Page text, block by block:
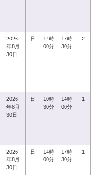
2026
年8月
30日
日
14時
00分
17時
30分
2
2026
年8月
30日
日
10時
30分
14時
00分
1
2026
年8月
30日
日
14時
00分
17時
30分
1